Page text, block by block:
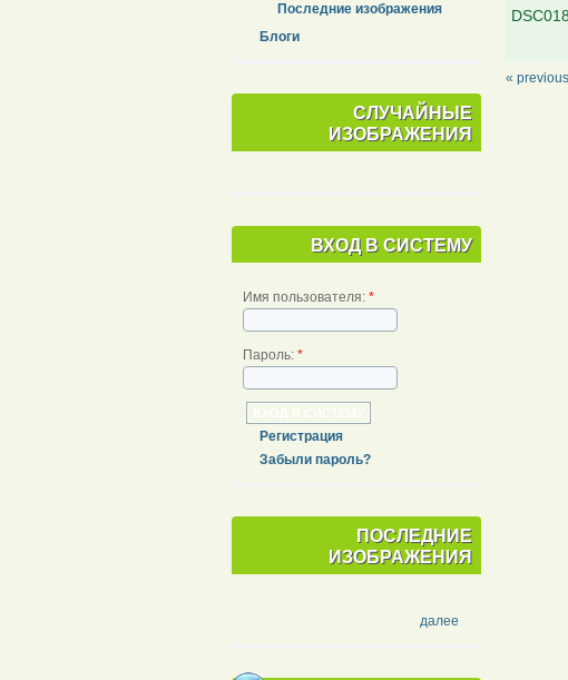
Последние изображения
Блоги
СЛУЧАЙНЫЕ
ИЗОБРАЖЕНИЯ
ВХОД В СИСТЕМУ
Имя пользователя: *
Пароль: *
Регистрация
Забыли пароль?
ПОСЛЕДНИЕ
ИЗОБРАЖЕНИЯ
далее
« previous